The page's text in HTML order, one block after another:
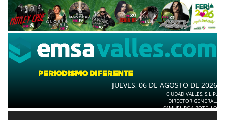
JUEVES, 06 DE AGOSTO DE 2026
CIUDAD VALLES, S.L.P.
DIRECTOR GENERAL.
SAMUEL ROA BOTELLO